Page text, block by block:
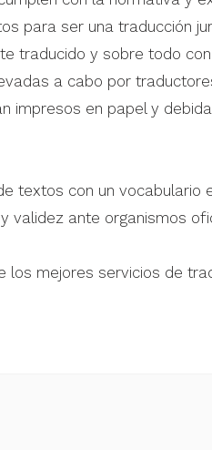
para ser una traducción
traducido y sobre todo
a cabo por
impresos en papel y
textos con un
validez ante organismos
los mejores servicios de